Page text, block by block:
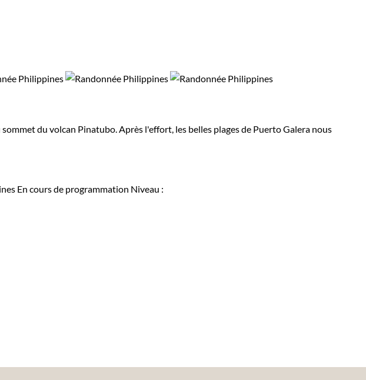
du volcan Pinatubo. Après l'effort, les belles plages de Puerto Galera nous
En cours de programmation Niveau :